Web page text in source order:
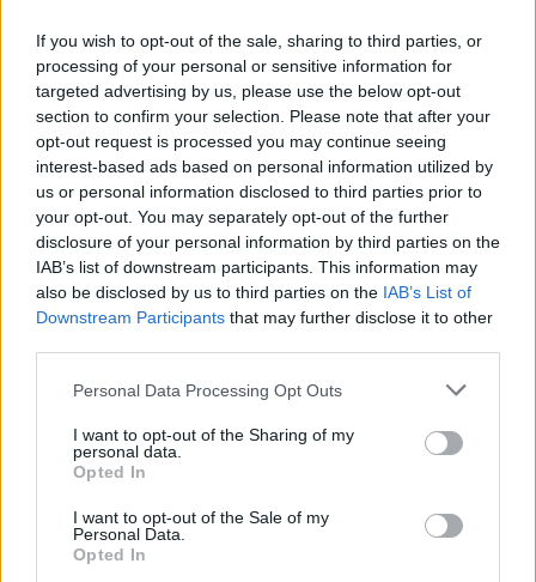
If you wish to opt-out of the sale, sharing to third parties, or
processing of your personal or sensitive information for
targeted advertising by us, please use the below opt-out
section to confirm your selection. Please note that after your
opt-out request is processed you may continue seeing
interest-based ads based on personal information utilized by
us or personal information disclosed to third parties prior to
your opt-out. You may separately opt-out of the further
disclosure of your personal information by third parties on the
IAB’s list of downstream participants. This information may
also be disclosed by us to third parties on the IAB’s List of
Downstream Participants that may further disclose it to other
Please note that this website/app uses one or more Google
not limited to your visit or usage behaviour. You may click to
grant or deny consent to Google and its third-party tags to
use your data for below specified purposes in below Google
consent section.
Personal Data Processing Opt Outs
I want to opt-out of the Sharing of my
personal data.
Opted In
I want to opt-out of the Sale of my
Personal Data.
Opted In
Meccs Center